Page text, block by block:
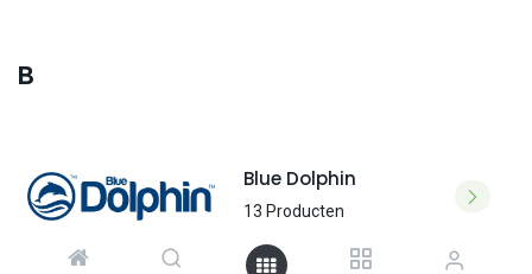
B
Blue Dolphin
13 Producten